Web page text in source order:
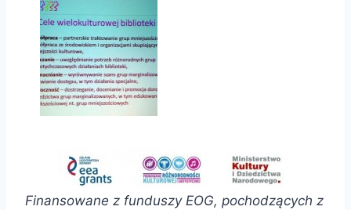
Finansowane z funduszy EOG, pochodzących z